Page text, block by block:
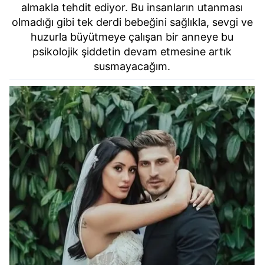
Sizlere daha iyi bir hizmet sunabilmek için İnternet
Sitemizde kendimize ve üçüncü kişilere ait çerezler
kullanılmaktadır. Bu çerezler vasıtasıyla çeşitli kişisel
verileriniz işlenmekte olup gerekli olan çerezler bilgi
toplumu hizmetlerinin sunulması amacıyla
kullanılmaktadır. Diğer çerezler, sitemizin daha işlevsel
kılınması ve kişiselleştirilmesi ve sizlere yönelik
reklam/pazarlama faaliyetlerinin yapılması, amaçlarıyla
sınırlı olarak açık rızanız dahilinde kullanılacaktır.
Çerezlere ilişkin tercihlerinizi aşağıda yer alan panel
vasıtasıyla belirleyebilirsiniz. Çerezlere ilişkin detaylı bilgi
için Ayarlar butonuna tıklayabilir,Çerez Bilgilendirme
Metnimiziziyaret edebilirsiniz.
6698 sayılı Kişisel Verilerin Korunması Kanunu uyarınca
hazırlanmış Aydınlatma Metnimizi okumak ve sitemizde
ilgili mevzuata uygun olarak kullanılan çerezlerle ilgili bilgi
almakla tehdit ediyor. Bu insanların utanması
olmadığı gibi tek derdi bebeğini sağlıkla, sevgi ve
huzurla büyütmeye çalışan bir anneye bu
psikolojik şiddetin devam etmesine artık
susmayacağım.